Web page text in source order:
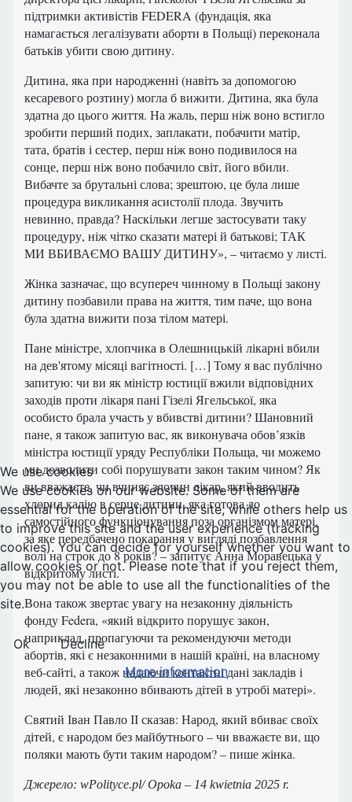
підтримки активістів FEDERA (фундація, яка
намагається легалізувати аборти в Польщі) переконала
батьків убити свою дитину.
Дитина, яка при народженні (навіть за допомогою
кесаревого розтину) могла б вижити. Дитина, яка була
здатна до цього життя. На жаль, перш ніж воно встигло
зробити перший подих, заплакати, побачити матір,
тата, братів і сестер, перш ніж воно подивилося на
сонце, перш ніж воно побачило світ, його вбили.
Вибачте за брутальні слова; зрештою, це була лише
процедура викликання асистолії плода. Звучить
невинно, правда? Наскільки легше застосувати таку
процедуру, ніж чітко сказати матері й батькові; ТАК
МИ ВБИВАЄМО ВАШУ ДИТИНУ», – читаємо у листі.
Жінка зазначає, що всупереч чинному в Польщі закону
дитину позбавили права на життя, тим паче, що вона
була здатна вижити поза тілом матері.
Пане міністре, хлопчика в Олешницькій лікарні вбили
на дев'ятому місяці вагітності. […] Тому я вас публічно
запитую: чи ви як міністр юстиції вжили відповідних
заходів проти лікаря пані Гізелі Ягельської, яка
особисто брала участь у вбивстві дитини? Шановний
пане, я також запитую вас, як виконувача обов’язків
міністра юстиції уряду Республіки Польща, чи можемо
ми дозволити собі порушувати закон таким чином? Як
ви вважаєте, чи вчиняє злочин лікар, який вводить
хлорид калію в серце дитини, яка готова до
самостійного функціонування поза організмом матері,
за яке передбачено покарання у вигляді позбавлення
волі на строк до 8 років? – запитує Анна Моравецька у
відкритому листі.
Вона також звертає увагу на незаконну діяльність
фонду Federa, «який відкрито порушує закон,
наприклад, пропагуючи та рекомендуючи методи
абортів, які є незаконними в нашій країні, на власному
веб-сайті, а також надаючи контактні дані закладів і
людей, які незаконно вбивають дітей в утробі матері».
Святий Іван Павло ІІ сказав: Народ, який вбиває своїх
дітей, є народом без майбутнього – чи вважаєте ви, що
поляки мають бути таким народом? – пише жінка.
Джерело: wPolityce.pl/ Opoka – 14 kwietnia 2025 r.
We use cookies
We use cookies on our website. Some of them are
essential for the operation of the site, while others help us
to improve this site and the user experience (tracking
cookies). You can decide for yourself whether you want to
allow cookies or not. Please note that if you reject them,
you may not be able to use all the functionalities of the
site.
Ok
Decline
More information